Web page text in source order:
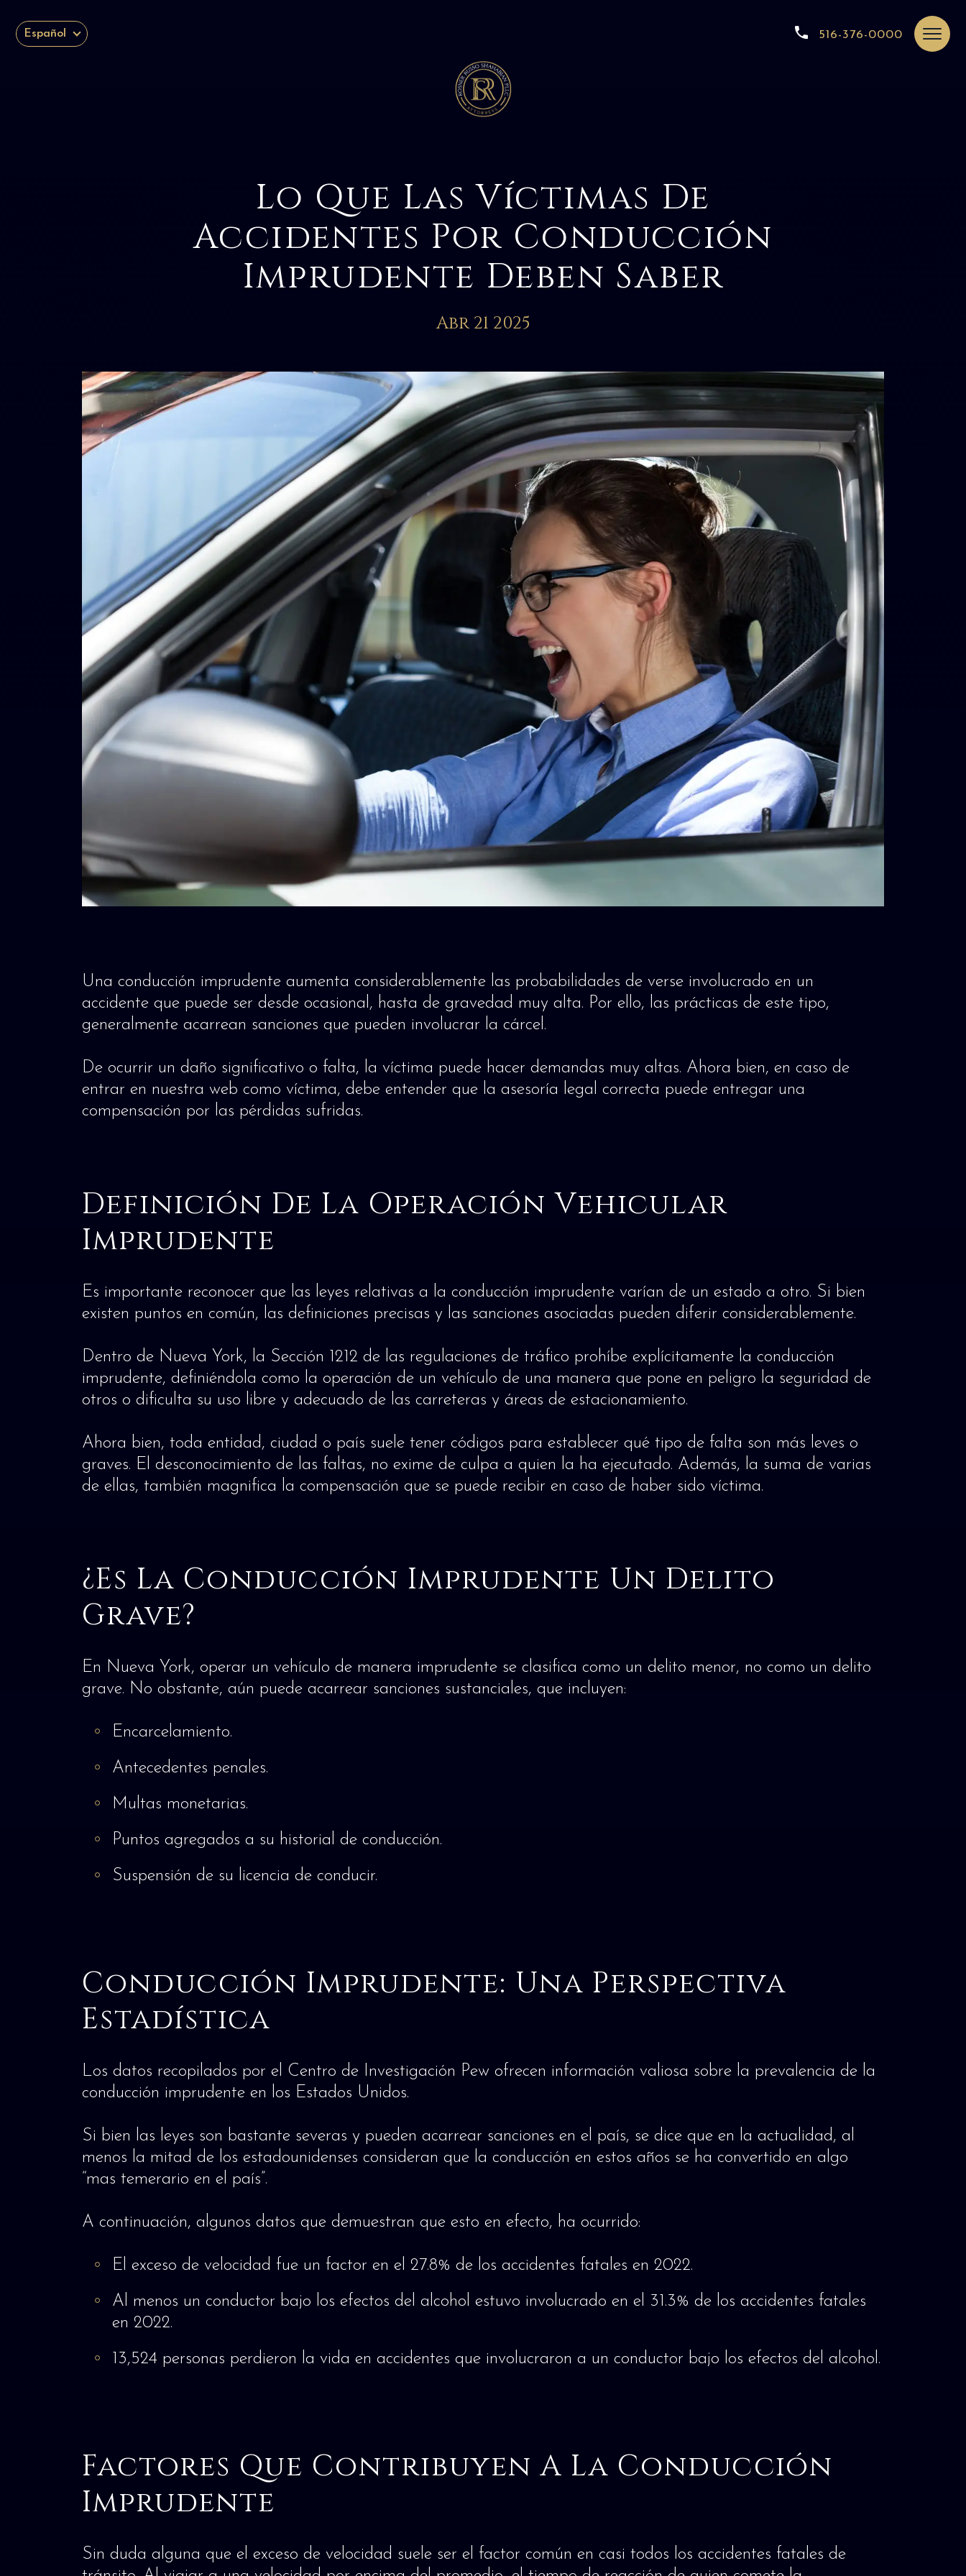
Español 516-376-0000
Lo Que Las Víctimas De
Accidentes Por Conducción
Imprudente Deben Saber
Abr 21 2025
Una conducción imprudente aumenta considerablemente las probabilidades de verse involucrado en un
accidente que puede ser desde ocasional, hasta de gravedad muy alta. Por ello, las prácticas de este tipo,
generalmente acarrean sanciones que pueden involucrar la cárcel.
De ocurrir un daño significativo o falta, la víctima puede hacer demandas muy altas. Ahora bien, en caso de
entrar en nuestra web como víctima, debe entender que la asesoría legal correcta puede entregar una
compensación por las pérdidas sufridas.
Definición De La Operación Vehicular
Imprudente
Es importante reconocer que las leyes relativas a la conducción imprudente varían de un estado a otro. Si bien
existen puntos en común, las definiciones precisas y las sanciones asociadas pueden diferir considerablemente.
Dentro de Nueva York, la Sección 1212 de las regulaciones de tráfico prohíbe explícitamente la conducción
imprudente, definiéndola como la operación de un vehículo de una manera que pone en peligro la seguridad de
otros o dificulta su uso libre y adecuado de las carreteras y áreas de estacionamiento.
Ahora bien, toda entidad, ciudad o país suele tener códigos para establecer qué tipo de falta son más leves o
graves. El desconocimiento de las faltas, no exime de culpa a quien la ha ejecutado. Además, la suma de varias
de ellas, también magnifica la compensación que se puede recibir en caso de haber sido víctima.
¿Es La Conducción Imprudente Un Delito
Grave?
En Nueva York, operar un vehículo de manera imprudente se clasifica como un delito menor, no como un delito
grave. No obstante, aún puede acarrear sanciones sustanciales, que incluyen:
Encarcelamiento.
Antecedentes penales.
Multas monetarias.
Puntos agregados a su historial de conducción.
Suspensión de su licencia de conducir.
Conducción Imprudente: Una Perspectiva
Estadística
Los datos recopilados por el Centro de Investigación Pew ofrecen información valiosa sobre la prevalencia de la
conducción imprudente en los Estados Unidos.
Si bien las leyes son bastante severas y pueden acarrear sanciones en el país, se dice que en la actualidad, al
menos la mitad de los estadounidenses consideran que la conducción en estos años se ha convertido en algo
“mas temerario en el país”.
A continuación, algunos datos que demuestran que esto en efecto, ha ocurrido:
El exceso de velocidad fue un factor en el 27.8% de los accidentes fatales en 2022.
Al menos un conductor bajo los efectos del alcohol estuvo involucrado en el 31.3% de los accidentes fatales
en 2022.
13,524 personas perdieron la vida en accidentes que involucraron a un conductor bajo los efectos del alcohol.
Factores Que Contribuyen A La Conducción
Imprudente
Sin duda alguna que el exceso de velocidad suele ser el factor común en casi todos los accidentes fatales de